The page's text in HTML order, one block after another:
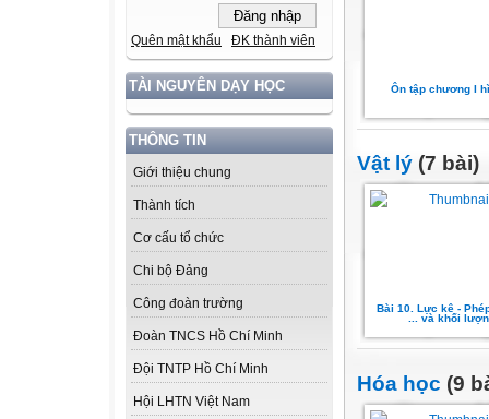
Quên mật khẩu ĐK thành viên
TÀI NGUYÊN DẠY HỌC
THÔNG TIN
Giới thiệu chung
Thành tích
Cơ cấu tổ chức
Chi bộ Đảng
Công đoàn trường
Đoàn TNCS Hồ Chí Minh
Đội TNTP Hồ Chí Minh
Hội LHTN Việt Nam
Ôn tập chương I
Vật lý (7 bài)
Bài 10. Lực kê -
... và khối
Hóa học (9